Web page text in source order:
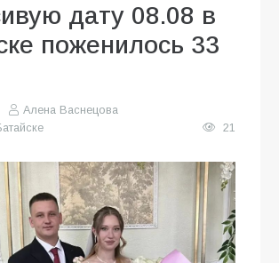
дату 08.08 в
поженилось 33
Алена Васнецова
21